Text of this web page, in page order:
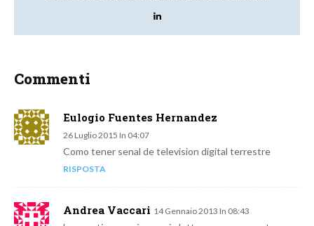
Commenti
Eulogio Fuentes Hernandez
26 Luglio 2015 In 04:07
Como tener senal de television digital terrestre
RISPOSTA
Andrea Vaccari 14 Gennaio 2013 In 08:43